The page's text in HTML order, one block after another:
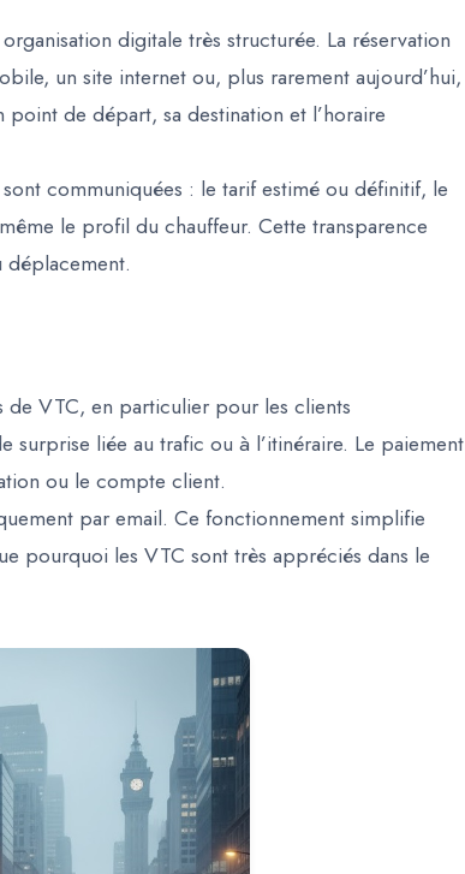
digitale très structurée. La réservation
un site internet ou, plus rarement aujourd’hui,
de départ, sa destination et l’horaire
communiquées : le tarif estimé ou définitif, le
le profil du chauffeur. Cette transparence
de VTC, en particulier pour les clients
surprise liée au trafic ou à l’itinéraire. Le paiement
ou le compte client.
par email. Ce fonctionnement simplifie
pourquoi les VTC sont très appréciés dans le